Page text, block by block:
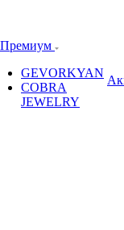
Премиум
GEVORKYAN
COBRA
JEWELRY